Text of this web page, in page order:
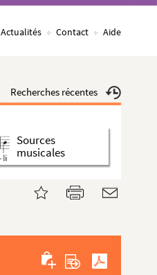
Actualités Contact Aide
Recherches récentes
Sources
musicales